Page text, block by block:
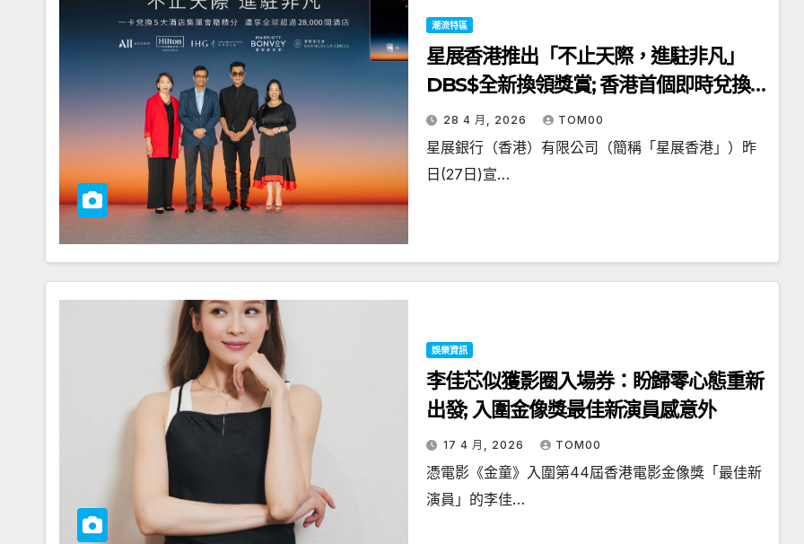
潮流特區
星展香港推出「不止天際，進駐非凡」
DBS$全新換領獎賞; 香港首個即時兌換
全球五大酒店集團獎勵計劃積分
28 4 月, 2026 TOM00
星展銀行（香港）有限公司（簡稱「星展香港」）昨
日(27日)宣…
娛樂資訊
李佳芯似獲影圈入場券：盼歸零心態重新
出發; 入圍金像獎最佳新演員感意外
17 4 月, 2026 TOM00
憑電影《金童》入圍第44屆香港電影金像獎「最佳新
演員」的李佳…